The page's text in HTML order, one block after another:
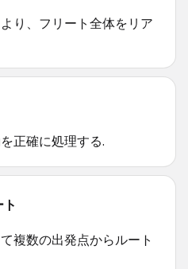
り、フリート全体をリア
正確に処理する.
複数の出発点からルート